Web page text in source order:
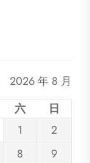
2026 年 8 月
六
日
1
2
8
9